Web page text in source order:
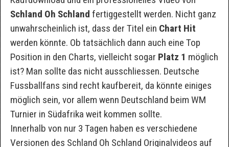
Schland Oh Schland fertiggestellt werden. Nicht ganz
unwahrscheinlich ist, dass der Titel ein Chart Hit
werden könnte. Ob tatsächlich dann auch eine Top
Position in den Charts, vielleicht sogar Platz 1 möglich
ist? Man sollte das nicht ausschliessen. Deutsche
Fussballfans sind recht kaufbereit, da könnte einiges
möglich sein, vor allem wenn Deutschland beim WM
Turnier in Südafrika weit kommen sollte.
Innerhalb von nur 3 Tagen haben es verschiedene
Versionen des Schland Oh Schland Originalvideos auf